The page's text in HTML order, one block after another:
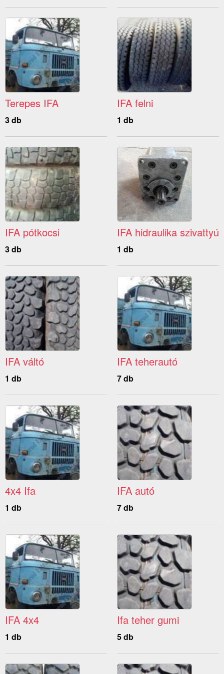
Terepes IFA
3 db
IFA felni
1 db
IFA pótkocsi
3 db
IFA hidraulika szivattyú
1 db
IFA váltó
1 db
IFA teherautó
7 db
4x4 Ifa
1 db
IFA autó
7 db
IFA 4x4
1 db
Ifa teher gumi
5 db